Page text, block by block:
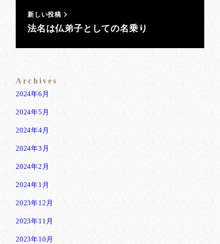
新しい投稿
法名は仏弟子としての名乗り
Archives
2024年6月
2024年5月
2024年4月
2024年3月
2024年2月
2024年1月
2023年12月
2023年11月
2023年10月